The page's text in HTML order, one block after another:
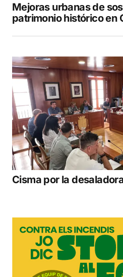
Mejoras urbanas de
patrimonio histórico en
Cisma por la